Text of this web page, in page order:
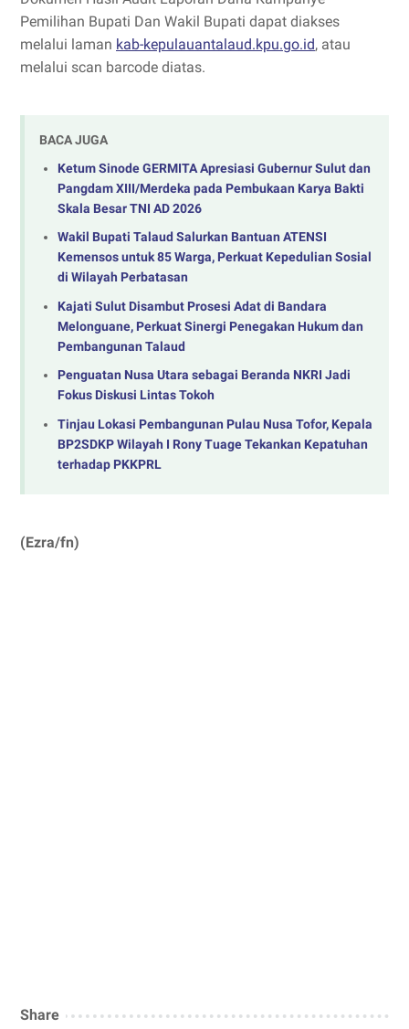
Pemilihan Bupati Dan Wakil Bupati dapat diakses
melalui laman kab-kepulauantalaud.kpu.go.id, atau
melalui scan barcode diatas.
BACA JUGA
Ketum Sinode GERMITA Apresiasi Gubernur Sulut dan
Pangdam XIII/Merdeka pada Pembukaan Karya Bakti
Skala Besar TNI AD 2026
Wakil Bupati Talaud Salurkan Bantuan ATENSI
Kemensos untuk 85 Warga, Perkuat Kepedulian Sosial
di Wilayah Perbatasan
Kajati Sulut Disambut Prosesi Adat di Bandara
Melonguane, Perkuat Sinergi Penegakan Hukum dan
Pembangunan Talaud
Penguatan Nusa Utara sebagai Beranda NKRI Jadi
Fokus Diskusi Lintas Tokoh
Tinjau Lokasi Pembangunan Pulau Nusa Tofor, Kepala
BP2SDKP Wilayah I Rony Tuage Tekankan Kepatuhan
terhadap PKKPRL
(Ezra/fn)
Share